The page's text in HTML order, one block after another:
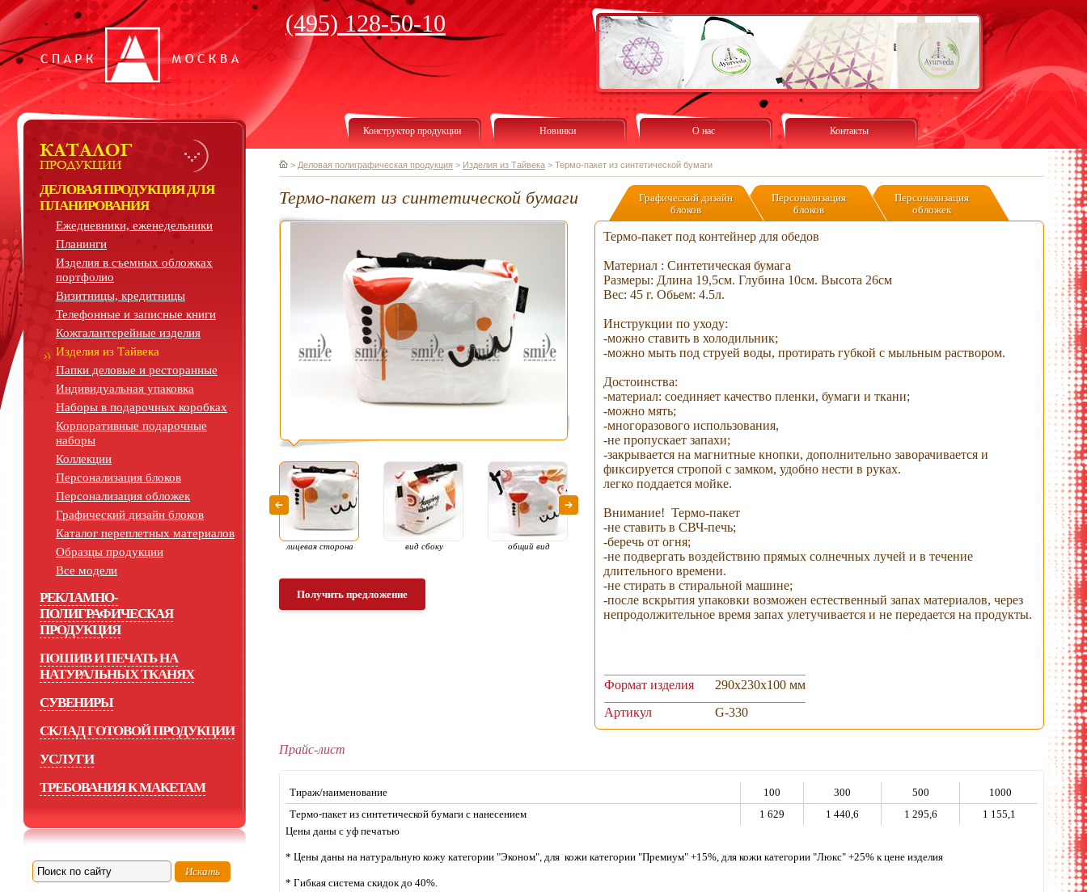
(495) 128-50-10
ДЕЛОВАЯ ПРОДУКЦИЯ ДЛЯ
ПЛАНИРОВАНИЯ
Ежедневники, еженедельники
Планинги
Изделия в съемных обложках
портфолио
Визитницы, кредитницы
Телефонные и записные книги
Кожгалантерейные изделия
Изделия из Тайвека
Папки деловые и ресторанные
Индивидуальная упаковка
Наборы в подарочных коробках
Корпоративные подарочные
наборы
Коллекции
Персонализация блоков
Персонализация обложек
Графический дизайн блоков
Каталог переплетных материалов
Образцы продукции
Все модели
РЕКЛАМНО-
ПОЛИГРАФИЧЕСКАЯ
ПРОДУКЦИЯ
ПОШИВ И ПЕЧАТЬ НА
НАТУРАЛЬНЫХ ТКАНЯХ
СУВЕНИРЫ
СКЛАД ГОТОВОЙ ПРОДУКЦИИ
УСЛУГИ
ТРЕБОВАНИЯ К МАКЕТАМ
Конструктор продукции Новинки О нас Контакты
> Деловая полиграфическая продукция > Изделия из Тайвека > Термо-пакет из синтетической бумаги
Термо-пакет из синтетической бумаги
лицевая сторона вид сбоку общий вид общий вид ассортимент
Получить предложение
Графический дизайн
блоков
Персонализация
блоков
Персонализация
обложек
Термо-пакет под контейнер для обедов
Материал : Синтетическая бумага
Размеры: Длина 19,5см. Глубина 10см. Высота 26см
Вес: 45 г. Обьем: 4.5л.
Инструкции по уходу:
-можно ставить в холодильник;
-можно мыть под струей воды, протирать губкой с мыльным раствором.
Достоинства:
-материал: соединяет качество пленки, бумаги и ткани;
-можно мять;
-многоразового использования,
-не пропускает запахи;
-закрывается на магнитные кнопки, дополнительно заворачивается и
фиксируется стропой с замком, удобно нести в руках.
легко поддается мойке.
Внимание! Термо-пакет
-не ставить в СВЧ-печь;
-беречь от огня;
-не подвергать воздействию прямых солнечных лучей и в течение
длительного времени.
-не стирать в стиральной машине;
-после вскрытия упаковки возможен естественный запах материалов, через
непродолжительное время запах улетучивается и не передается на продукты.
Формат изделия
290х230х100 мм
Артикул
G-330
Прайс-лист
Тираж/наименование 100 300 500
1000
Термо-пакет из синтетической бумаги с нанесением
1 629 1 440,6 1 295,6
1 155,1
Цены даны с уф печатью
* Цены даны на натуральную кожу категории "Эконом", для кожи категории "Премиум" +15%, для кожи категории "Люкс" +25% к цене изделия
* Гибкая система скидок до 40%.